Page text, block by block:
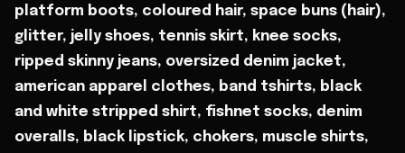
platform boots, coloured hair, space buns (hair),
glitter, jelly shoes, tennis skirt, knee socks,
ripped skinny jeans, oversized denim jacket,
american apparel clothes, band tshirts, black
and white stripped shirt, fishnet socks, denim
overalls, black lipstick, chokers, muscle shirts,